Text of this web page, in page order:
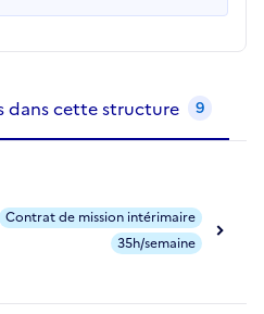
dans cette structure 9
Contrat de mission intérimaire
35h/semaine